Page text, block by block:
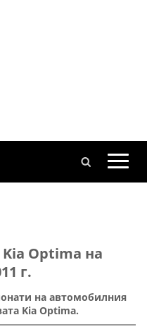
Optima на
г.
на автомобилния
Kia Optima.